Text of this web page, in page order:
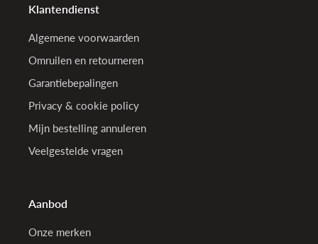
Klantendienst
Algemene voorwaarden
Omruilen en retourneren
Garantiebepalingen
Privacy & cookie policy
Mijn bestelling annuleren
Veelgestelde vragen
Aanbod
Onze merken